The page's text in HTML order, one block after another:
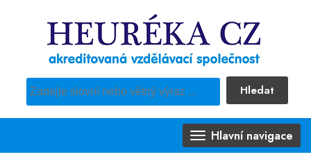
Hledat
Pro vyhledávání obsahu webu použijte předdefinovaný výběr
Hlavní navigace